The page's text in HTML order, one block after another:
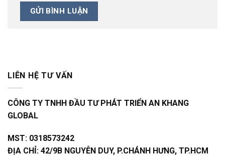
LIÊN HỆ TƯ VẤN
CÔNG TY TNHH ĐẦU TƯ PHÁT TRIỂN AN KHANG
GLOBAL
MST: 0318573242
ĐỊA CHỈ: 42/9B NGUYỄN DUY, P.CHÁNH HƯNG, TP.HCM